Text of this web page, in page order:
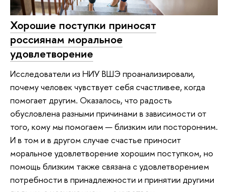
Хорошие поступки приносят
россиянам моральное
удовлетворение
Исследователи из НИУ ВШЭ проанализировали,
почему человек чувствует себя счастливее, когда
помогает другим. Оказалось, что радость
обусловлена разными причинами в зависимости от
того, кому мы помогаем — близким или посторонним.
И в том и в другом случае счастье приносит
моральное удовлетворение хорошим поступком, но
помощь близким также связана с удовлетворением
потребности в принадлежности и принятии другими